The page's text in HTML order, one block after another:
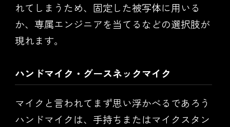
れてしまうため、固定した被写体に用いる
か、専属エンジニアを当てるなどの選択肢が
現れます。
ハンドマイク・グースネックマイク
マイクと言われてまず思い浮かべるであろう
ハンドマイクは、手持ちまたはマイクスタン